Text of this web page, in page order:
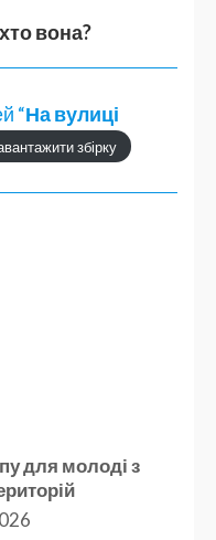
вона?
“На вулиці
збірку
для молоді з